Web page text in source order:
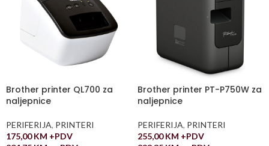
Brother printer QL700 za
naljepnice
PERIFERIJA, PRINTERI
175,00KM +PDV
Brother printer PT-P750W za
naljepnice
PERIFERIJA, PRINTERI
255,00KM +PDV